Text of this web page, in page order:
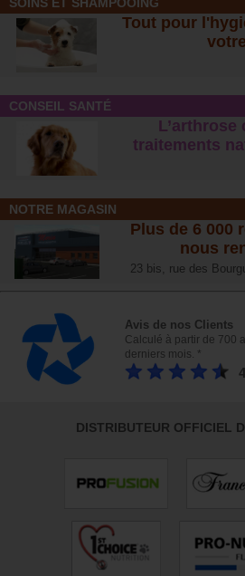
SOINS ET SHAMPOOING
Tout pour
CONSEIL SANTÉ
L’arthrose
traitements
NOTRE MAGASIN
Plus de 6 000
nous
23 bis, rue des
Avis de nos Clients
Calculé à partir de 700
derniers mois. *
DISTRIBUTEUR OFFICIEL